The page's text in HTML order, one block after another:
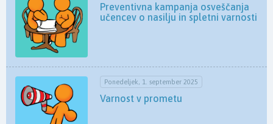
Preventivna kampanja osveščanja
učencev o nasilju in spletni varnosti
Ponedeljek, 1. september 2025
Varnost v prometu